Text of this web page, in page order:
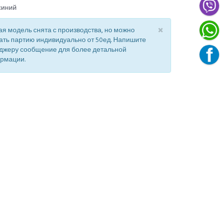
×
модель снята с производства, но можно
партию индивидуально от 50ед. Напишите
сообщение для более детальной